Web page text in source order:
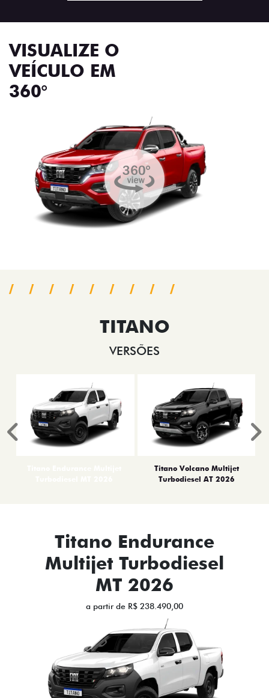
VISUALIZE O
VEÍCULO EM
360°
TITANO
VERSÕES
Titano Volcano Multijet
Turbodiesel AT 2026
Anterior
Titano Endurance
Multijet Turbodiesel
MT 2026
a partir de R$ 238.490,00